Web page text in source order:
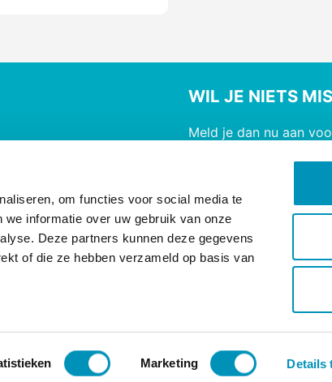
om functies voor social media te
informatie over uw gebruik van onze
Deze partners kunnen deze gegevens
of die ze hebben verzameld op basis van
Marketing Details
WIL JE NIETS
Meld je dan nu aan